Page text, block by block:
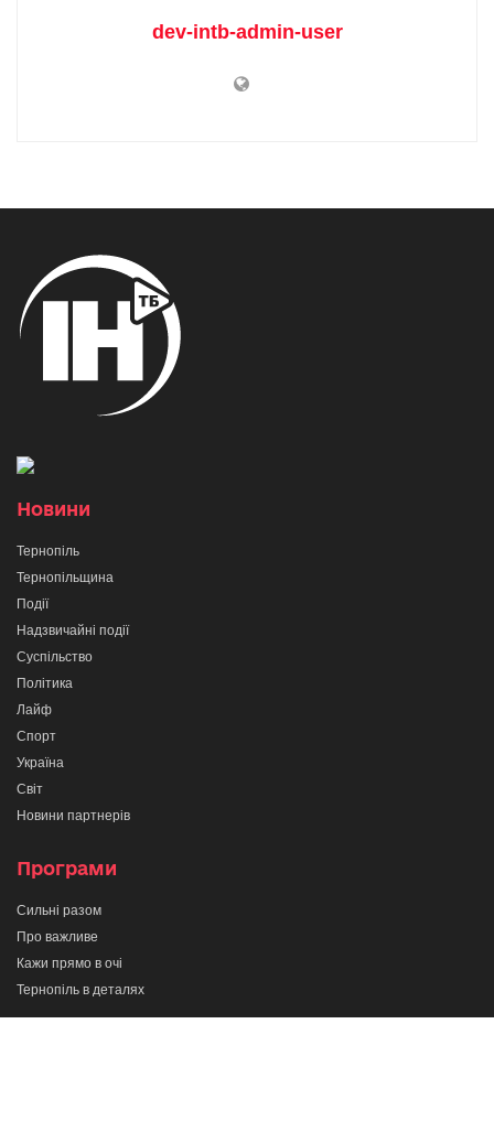
dev-intb-admin-user
Новини
Тернопіль
Тернопільщина
Події
Надзвичайні події
Суспільство
Політика
Лайф
Спорт
Україна
Світ
Новини партнерів
Програми
Сильні разом
Про важливе
Кажи прямо в очі
Тернопіль в деталях